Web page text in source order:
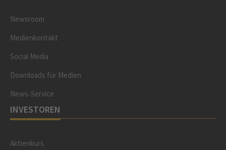
Newsroom
Medienkontakt
Social Media
Downloads für Medien
News-Service
INVESTOREN
Aktienkurs